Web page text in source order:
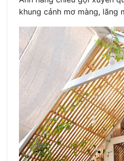
khung cảnh mơ màng, lãng